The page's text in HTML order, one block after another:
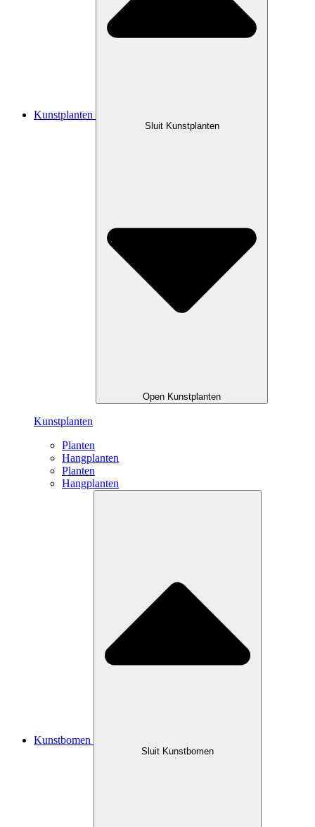
Kunstplanten
Sluit Kunstplanten
Open Kunstplanten
Kunstplanten
Planten
Hangplanten
Planten
Hangplanten
Kunstbomen
Sluit Kunstbomen